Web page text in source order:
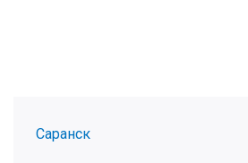
Саранск